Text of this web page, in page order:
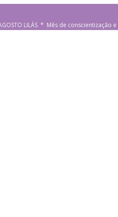
LILÁS * Mês de conscientização